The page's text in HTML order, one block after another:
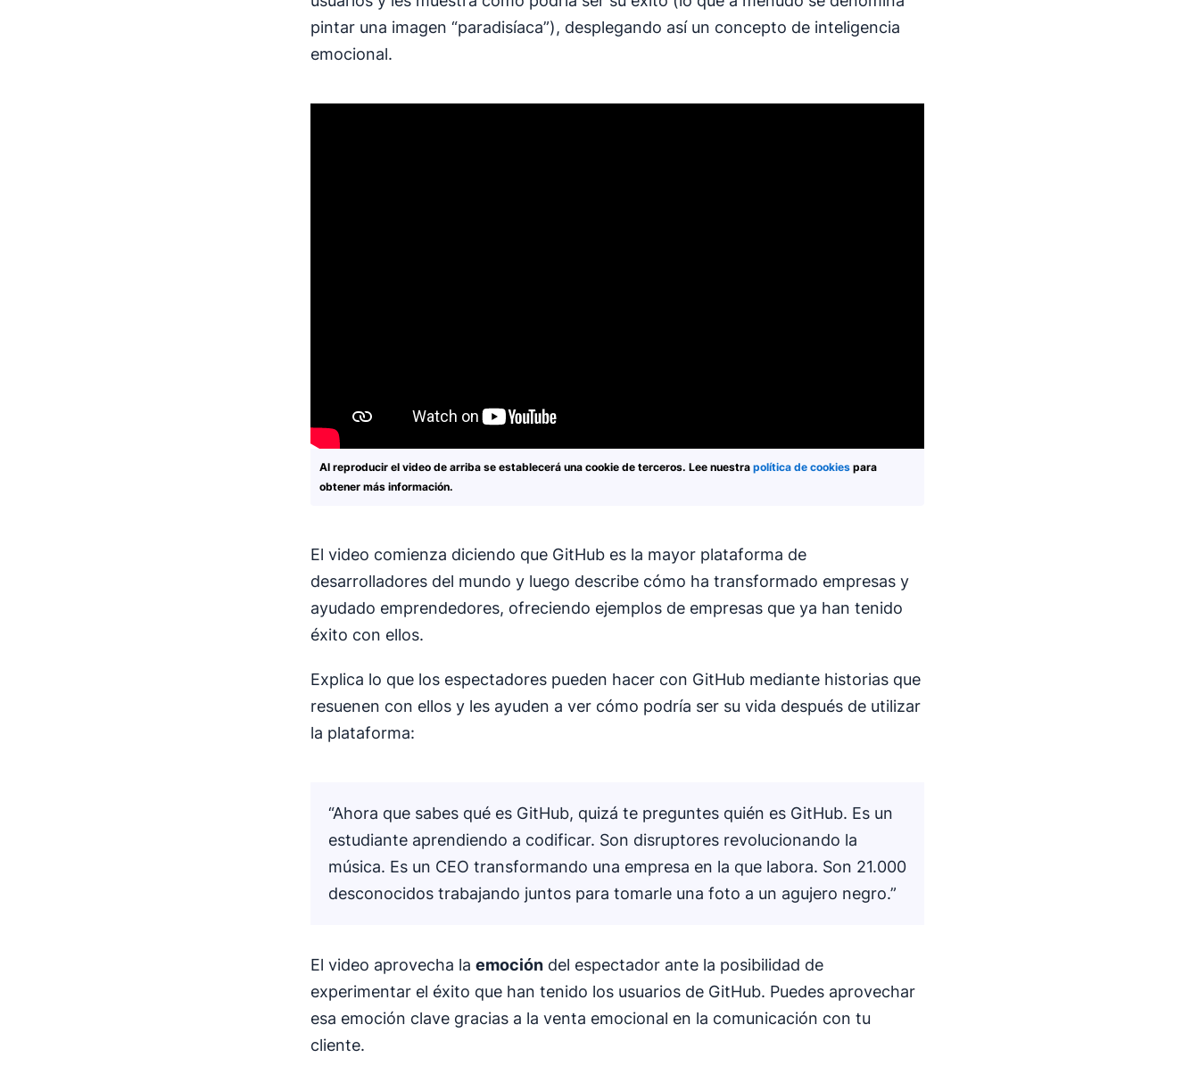
pintar una imagen “paradisíaca”), desplegando así un concepto de inteligencia
emocional.
Al reproducir el video de arriba se establecerá una cookie de terceros. Lee nuestra política de cookies para
obtener más información.
El video comienza diciendo que GitHub es la mayor plataforma de
desarrolladores del mundo y luego describe cómo ha transformado empresas y
ayudado emprendedores, ofreciendo ejemplos de empresas que ya han tenido
éxito con ellos.
Explica lo que los espectadores pueden hacer con GitHub mediante historias que
resuenen con ellos y les ayuden a ver cómo podría ser su vida después de utilizar
la plataforma:
“Ahora que sabes qué es GitHub, quizá te preguntes quién es GitHub. Es un
estudiante aprendiendo a codificar. Son disruptores revolucionando la
música. Es un CEO transformando una empresa en la que labora. Son 21.000
desconocidos trabajando juntos para tomarle una foto a un agujero negro.”
El video aprovecha la emoción del espectador ante la posibilidad de
experimentar el éxito que han tenido los usuarios de GitHub. Puedes aprovechar
esa emoción clave gracias a la venta emocional en la comunicación con tu
cliente.